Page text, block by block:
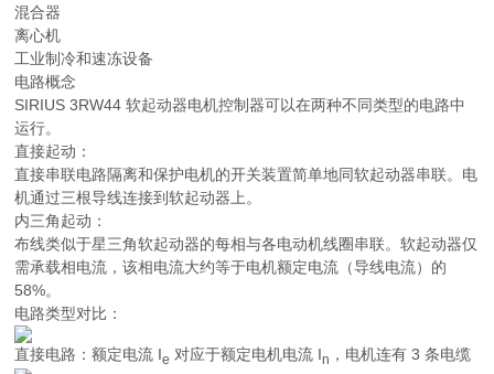
混合器
离心机
工业制冷和速冻设备
电路概念
SIRIUS 3RW44 软起动器电机控制器可以在两种不同类型的电路中
运行。
直接起动：
直接串联电路隔离和保护电机的开关装置简单地同软起动器串联。电
机通过三根导线连接到软起动器上。
内三角起动：
布线类似于星三角软起动器的每相与各电动机线圈串联。软起动器仅
需承载相电流，该相电流大约等于电机额定电流（导线电流）的
58%。
电路类型对比：
直接电路：额定电流 Ie 对应于额定电机电流 In ，电机连有 3 条电缆